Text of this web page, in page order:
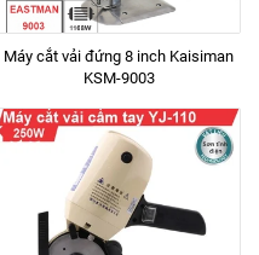
Máy cắt vải đứng 8 inch Kaisiman
KSM-9003